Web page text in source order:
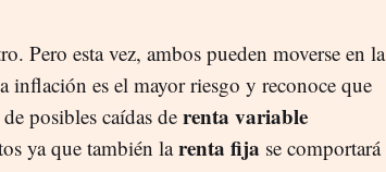
Pero esta vez, ambos pueden moverse en la
inflación es el mayor riesgo y reconoce que
posibles caídas de renta variable
ya que también larenta fija se comportará